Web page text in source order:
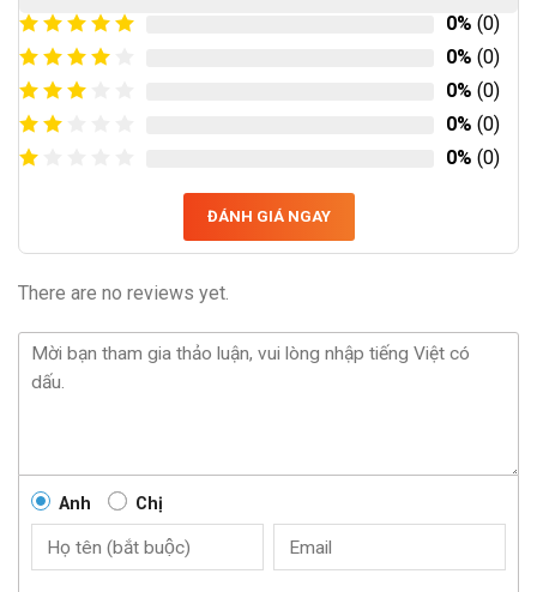
0% (0)
0% (0)
0% (0)
0% (0)
0% (0)
ĐÁNH GIÁ NGAY
There are no reviews yet.
Anh Chị